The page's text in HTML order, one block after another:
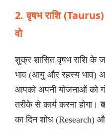
2. वृषभ राशि
वो
शुक्र शासित वृषभ राशि के
भाव (आयु और रहस्य भाव)
आपको अपनी योजनाओं को
तरीके से कार्य करना होगा।
का दिन शोध (Research)